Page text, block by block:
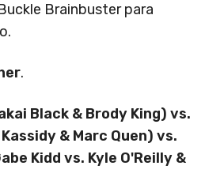
Brainbuster para
.
Black & Brody King) vs.
& Marc Quen) vs.
Kidd vs. Kyle O'Reilly &